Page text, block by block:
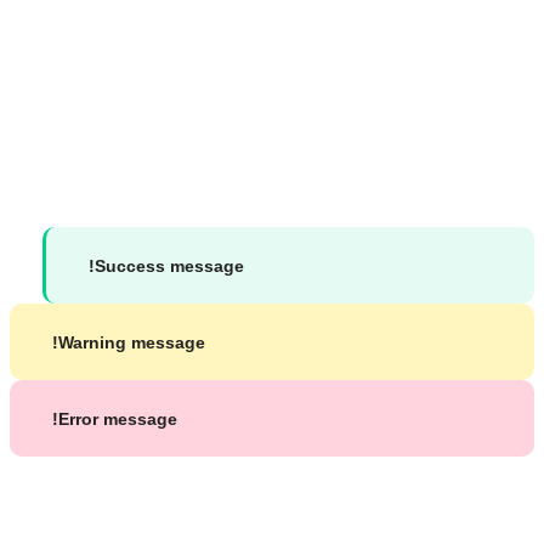
Success message!
Warning message!
Error message!